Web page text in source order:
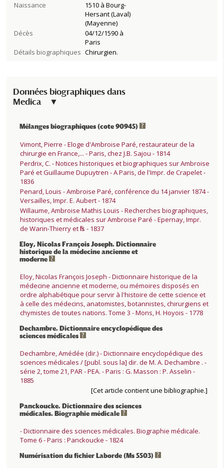
Naissance
1510 à Bourg-
Hersant (Laval)
(Mayenne)
Décès
04/12/1590 à
Paris
Détails biographiques Chirurgien.
Données biographiques dans
Medica
Mélanges biographiques (cote 90945)
Vimont, Pierre - Eloge d'Ambroise Paré, restaurateur de la
chirurgie en France,... - Paris, chez J.B. Sajou - 1814
Perdrix, C. - Notices historiques et biographiques sur Ambroise
Paré et Guillaume Dupuytren - A Paris, de l'Impr. de Crapelet -
1836
Penard, Louis - Ambroise Paré, conférence du 14 janvier 1874 -
Versailles, Impr. E. Aubert - 1874
Willaume, Ambroise Mathis Louis - Recherches biographiques,
historiques et médicales sur Ambroise Paré - Epernay, Impr.
de Warin-Thierry et fils - 1837
Eloy, Nicolas François Joseph. Dictionnaire
historique de la médecine ancienne et
moderne
Eloy, Nicolas François Joseph - Dictionnaire historique de la
médecine ancienne et moderne, ou mémoires disposés en
ordre alphabétique pour servir à l'histoire de cette science et
à celle des médecins, anatomistes, botannistes, chirurgiens et
chymistes de toutes nations. Tome 3 - Mons, H. Hoyois - 1778
Dechambre. Dictionnaire encyclopédique des
sciences médicales
Dechambre, Amédée (dir.) - Dictionnaire encyclopédique des
sciences médicales / [publ. sous la] dir. de M. A. Dechambre . -
série 2, tome 21, PAR - PEA. - Paris : G. Masson : P. Asselin -
1885
[Cet article contient une bibliographie.]
Panckoucke. Dictionnaire des sciences
médicales. Biographie médicale
- Dictionnaire des sciences médicales. Biographie médicale.
Tome 6 - Paris : Panckoucke - 1824
Numérisation du fichier Laborde (Ms 5503)